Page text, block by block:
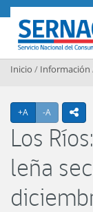
Contenido principal
SERNAC
Inicio / Información
+A Agrandar texto
-A Achicar
Los
leña